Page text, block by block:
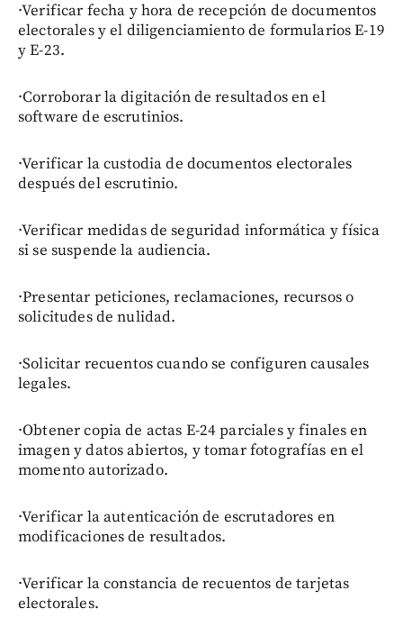
·Verificar fecha y hora de recepción de documentos
electorales y el diligenciamiento de formularios E-19
y E-23.
·Corroborar la digitación de resultados en el
software de escrutinios.
·Verificar la custodia de documentos electorales
después del escrutinio.
·Verificar medidas de seguridad informática y física
si se suspende la audiencia.
·Presentar peticiones, reclamaciones, recursos o
solicitudes de nulidad.
·Solicitar recuentos cuando se configuren causales
legales.
·Obtener copia de actas E-24 parciales y finales en
imagen y datos abiertos, y tomar fotografías en el
momento autorizado.
·Verificar la autenticación de escrutadores en
modificaciones de resultados.
·Verificar la constancia de recuentos de tarjetas
electorales.